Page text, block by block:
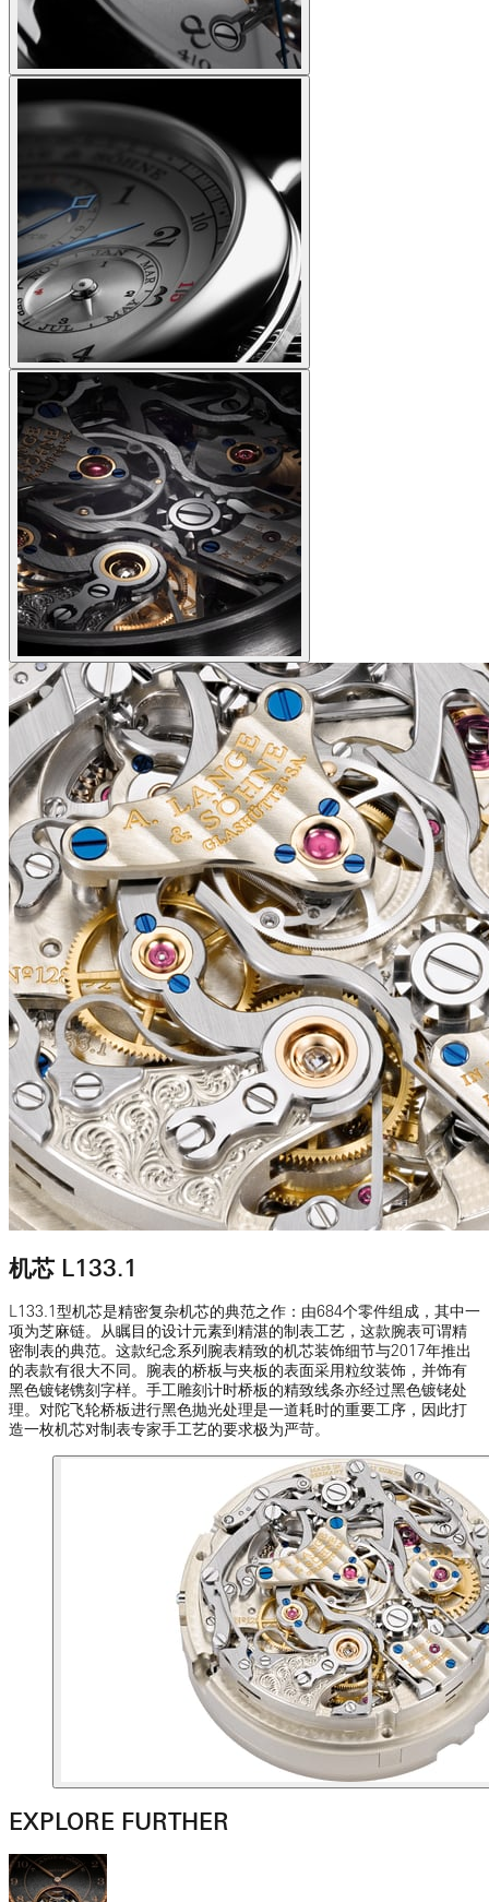
机芯 L133.1
L133.1型机芯是精密复杂机芯的典范之作：由684个零件组成，其中一
项为芝麻链。从瞩目的设计元素到精湛的制表工艺，这款腕表可谓精
密制表的典范。这款纪念系列腕表精致的机芯装饰细节与2017年推出
的表款有很大不同。腕表的桥板与夹板的表面采用粒纹装饰，并饰有
黑色镀铑镌刻字样。手工雕刻计时桥板的精致线条亦经过黑色镀铑处
理。对陀飞轮桥板进行黑色抛光处理是一道耗时的重要工序，因此打
造一枚机芯对制表专家手工艺的要求极为严苛。
EXPLORE FURTHER